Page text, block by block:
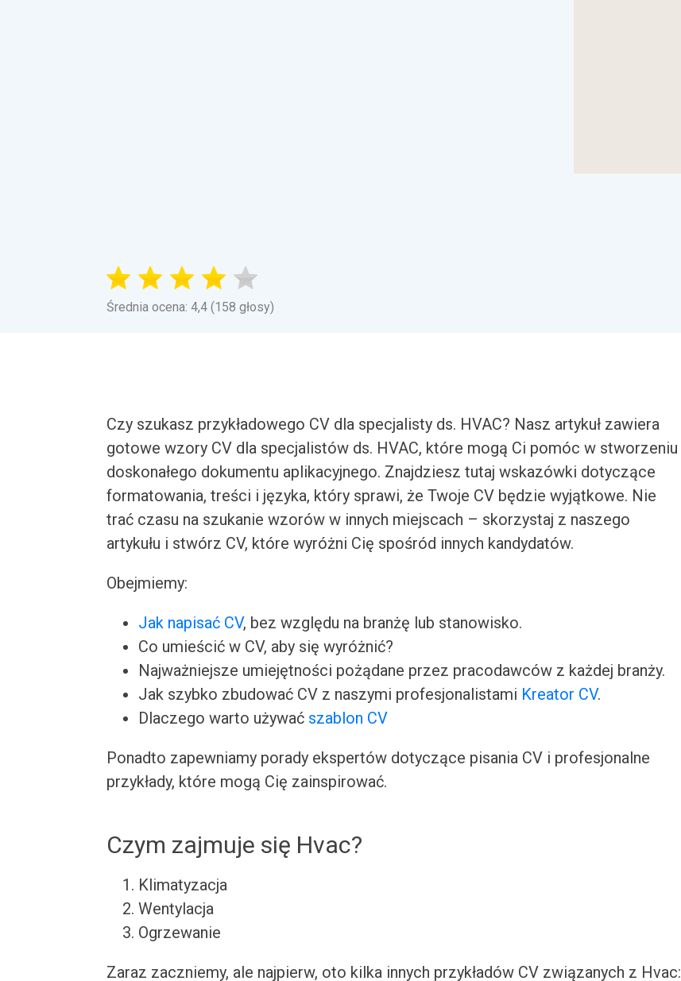
Średnia ocena: 4,4 (158 głosy)
Czy szukasz przykładowego CV dla specjalisty ds. HVAC? Nasz artykuł zawiera
gotowe wzory CV dla specjalistów ds. HVAC, które mogą Ci pomóc w stworzeniu
doskonałego dokumentu aplikacyjnego. Znajdziesz tutaj wskazówki dotyczące
formatowania, treści i języka, który sprawi, że Twoje CV będzie wyjątkowe. Nie
trać czasu na szukanie wzorów w innych miejscach – skorzystaj z naszego
artykułu i stwórz CV, które wyróżni Cię spośród innych kandydatów.
Obejmiemy:
Jak napisać CV, bez względu na branżę lub stanowisko.
Co umieścić w CV, aby się wyróżnić?
Najważniejsze umiejętności pożądane przez pracodawców z każdej branży.
Jak szybko zbudować CV z naszymi profesjonalistami Kreator CV.
Dlaczego warto używać szablon CV
Ponadto zapewniamy porady ekspertów dotyczące pisania CV i profesjonalne
przykłady, które mogą Cię zainspirować.
Czym zajmuje się Hvac?
Klimatyzacja
Wentylacja
Ogrzewanie
Zaraz zaczniemy, ale najpierw, oto kilka innych przykładów CV związanych z Hvac: